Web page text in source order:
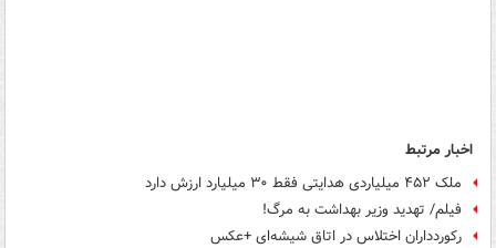
اخبار مرتبط
ملک ۴۵۲ میلیاردی هدایتی فقط ۳۰ میلیارد ارزش دارد
فیلم/ تهدید وزیر بهداشت به مرگ!
رکوردداران اختلاس در اتاق شیشه‌ای +عکس